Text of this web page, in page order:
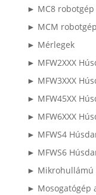
► MC8
► MCM
► Mérlegek
► MFW2XXX
► MFW3XXX
► MFW45XX
► MFW6XXX
► MFWS4
► MFWS6
► Mikrohullámú
► Mosogatógép